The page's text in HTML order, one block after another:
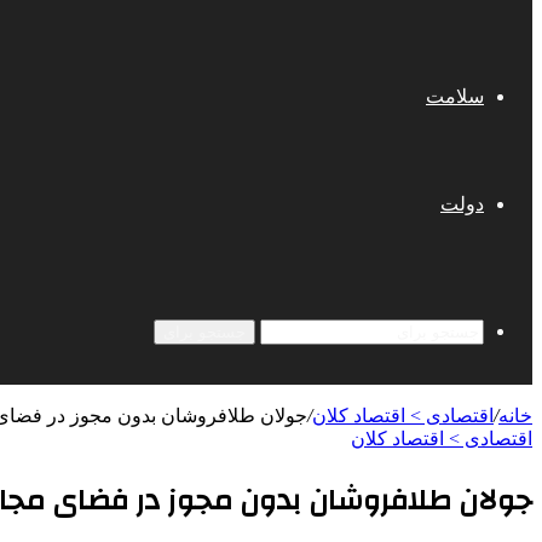
سلامت
دولت
خانه/ اقتصادی > اقتصاد کلان/جولان طلافروشان بدون مجوز در
اقتصادی > اقتصاد کلان
جولان طلافروشان بدون مجوز در فضای